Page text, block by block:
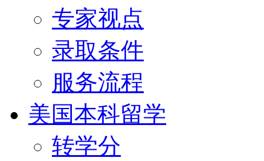
专家视点
录取条件
服务流程
美国本科留学
转学分